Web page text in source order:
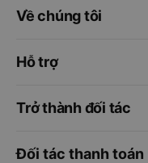
Về chúng tôi
Hỗ trợ
Trở thành đối tác
Đối tác thanh toán